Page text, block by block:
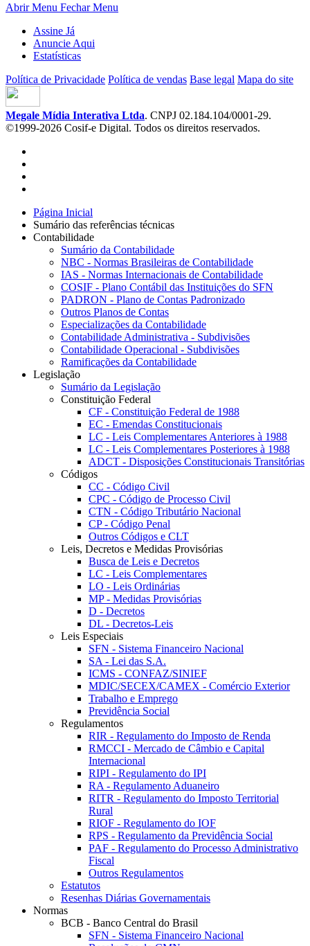
Abrir Menu Fechar Menu
Assine Já
Anuncie Aqui
Estatísticas
Política de Privacidade Política de vendas Base legal Mapa do site
Megale Mídia Interativa Ltda. CNPJ 02.184.104/0001-29.
©1999-2026 Cosif-e Digital. Todos os direitos reservados.
Página Inicial
Sumário das referências técnicas
Contabilidade
Sumário da Contabilidade
NBC - Normas Brasileiras de Contabilidade
IAS - Normas Internacionais de Contabilidade
COSIF - Plano Contábil das Instituições do SFN
PADRON - Plano de Contas Padronizado
Outros Planos de Contas
Especializações da Contabilidade
Contabilidade Administrativa - Subdivisões
Contabilidade Operacional - Subdivisões
Ramificações da Contabilidade
Legislação
Sumário da Legislação
Constituição Federal
CF - Constituição Federal de 1988
EC - Emendas Constitucionais
LC - Leis Complementares Anteriores à 1988
LC - Leis Complementares Posteriores à 1988
ADCT - Disposições Constitucionais Transitórias
Códigos
CC - Código Civil
CPC - Código de Processo Civil
CTN - Código Tributário Nacional
CP - Código Penal
Outros Códigos e CLT
Leis, Decretos e Medidas Provisórias
Busca de Leis e Decretos
LC - Leis Complementares
LO - Leis Ordinárias
MP - Medidas Provisórias
D - Decretos
DL - Decretos-Leis
Leis Especiais
SFN - Sistema Financeiro Nacional
SA - Lei das S.A.
ICMS - CONFAZ/SINIEF
MDIC/SECEX/CAMEX - Comércio Exterior
Trabalho e Emprego
Previdência Social
Regulamentos
RIR - Regulamento do Imposto de Renda
RMCCI - Mercado de Câmbio e Capital
Internacional
RIPI - Regulamento do IPI
RA - Regulamento Aduaneiro
RITR - Regulamento do Imposto Territorial
Rural
RIOF - Regulamento do IOF
RPS - Regulamento da Previdência Social
PAF - Regulamento do Processo Administrativo
Fiscal
Outros Regulamentos
Estatutos
Resenhas Diárias Governamentais
Normas
BCB - Banco Central do Brasil
SFN - Sistema Financeiro Nacional